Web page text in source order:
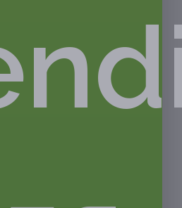
дни):
4 человек (пт-вс
до 15:00) (2400 руб. вместо
пугающем перформанс-квесте
4 человек (пт-вс
03:00) (2940 руб. вместо